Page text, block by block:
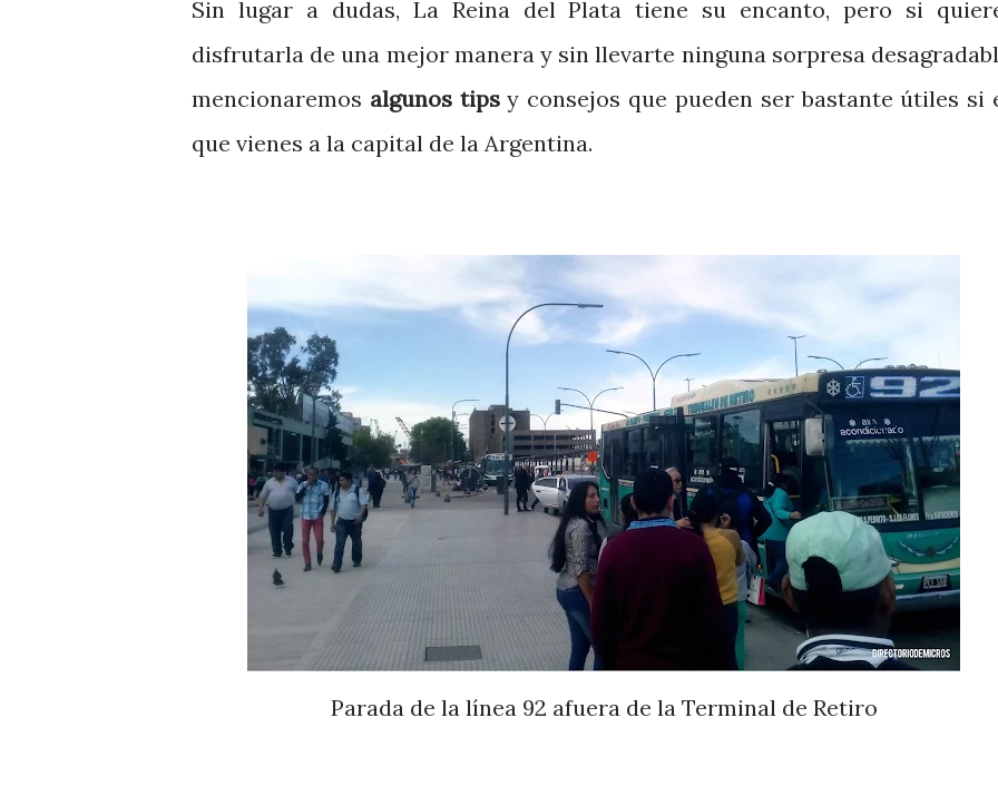
Sin lugar a dudas, La Reina del Plata tiene su encanto, pero si
disfrutarla de una mejor manera y sin llevarte ninguna sorpresa
mencionaremos algunos tipsy consejos que pueden ser bastante útiles si
que vienes a la capital de la Argentina.
Parada de la línea 92 afuera de la Terminal de Retiro